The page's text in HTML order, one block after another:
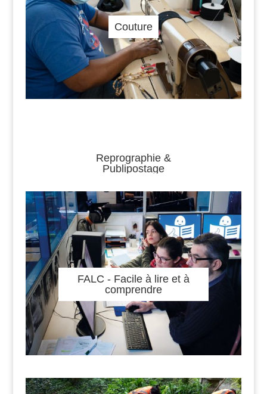
Couture
Reprographie &
Publipostage
FALC - Facile à lire et à
comprendre